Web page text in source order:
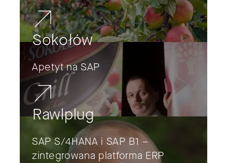
Sokołów
Apetyt na SAP
Rawlplug
SAP S/4HANA i SAP B1 –
zintegrowana platforma ERP